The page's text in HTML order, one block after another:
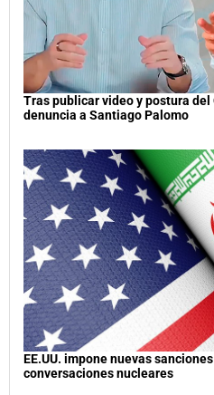
Tras publicar video y postura del
denuncia a Santiago Palomo
EE.UU. impone nuevas
conversaciones nucleares